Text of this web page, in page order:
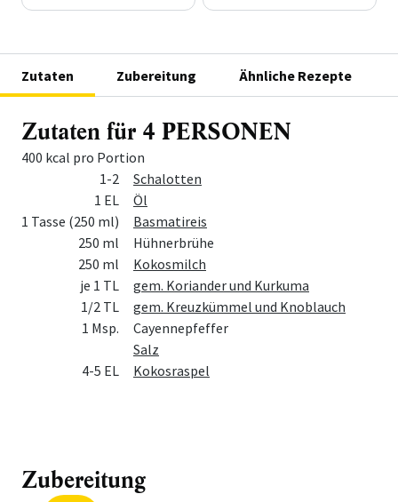
Zutaten Zubereitung Ähnliche Rezepte
Zutaten für 4 PERSONEN
400 kcal pro Portion
1-2
Schalotten
1 EL
Öl
1 Tasse (250 ml)
Basmatireis
250 ml
Hühnerbrühe
250 ml
Kokosmilch
je 1 TL
gem. Koriander und Kurkuma
1/2 TL
gem. Kreuzkümmel und Knoblauch
1 Msp.
Cayennepfeffer
Salz
4-5 EL
Kokosraspel
Zubereitung